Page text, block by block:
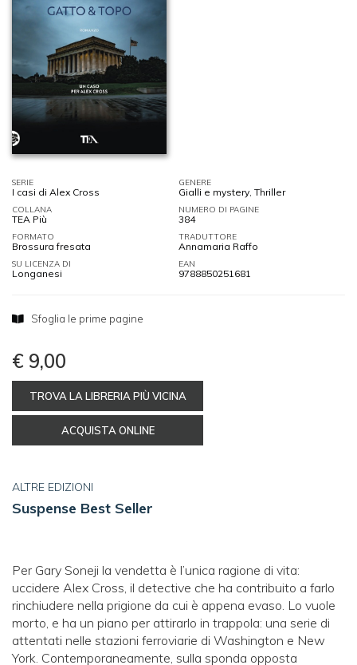
SERIE
I casi di Alex Cross
GENERE
Gialli e mystery, Thriller
COLLANA
TEA Più
NUMERO DI PAGINE
384
FORMATO
Brossura fresata
TRADUTTORE
Annamaria Raffo
SU LICENZA DI
Longanesi
EAN
9788850251681
Sfoglia le prime pagine
€ 9,00
TROVA LA LIBRERIA PIÙ VICINA
ACQUISTA ONLINE
ALTRE EDIZIONI
Suspense Best Seller
Per Gary Soneji la vendetta è l’unica ragione di vita:
uccidere Alex Cross, il detective che ha contribuito a farlo
rinchiudere nella prigione da cui è appena evaso. Lo vuole
morto, e ha un piano per attirarlo in trappola: una serie di
attentati nelle stazioni ferroviarie di Washington e New
York. Contemporaneamente, sulla sponda opposta